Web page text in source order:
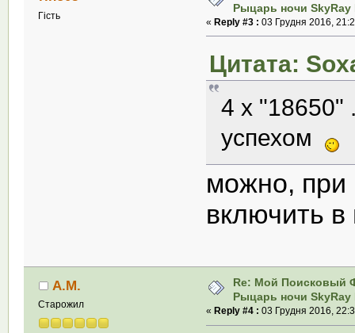
Гість
Рыцарь ночи SkyRay
«Reply #3 : 03 Грудня 2016,
Цитата:
4 х
успехом
можно, при
включить
А.М.
Старожил
Re: Мой Поисковый
Рыцарь ночи SkyRay
« Reply #4 : 03 Грудня 2016,